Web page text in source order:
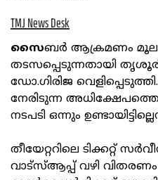
TMJ News Desk
സൈബർ ആക്രമണം മൂലം
തടസപ്പെടുന്നതായി
ഡോ.ഗിരിജ
നേരിടുന്ന അധിക്ഷേപത്തെ
നടപടി ഒന്നും
തീയേറ്ററിലെ ടിക്കറ്റ്
വാട്‌സ്ആപ്പ് വഴി